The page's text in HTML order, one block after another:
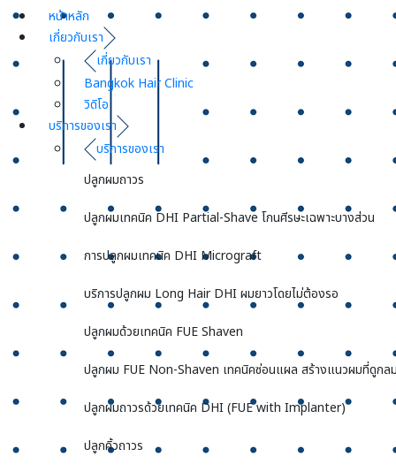
หน้าหลัก
เกี่ยวกับเรา
เกี่ยวกับเรา
Bangkok Hair Clinic
วิดิโอ
บริการของเรา
บริการของเรา
ปลูกผมถาวร
ปลูกผมเทคนิค DHI Partial-Shave โกนศีรษะเฉพาะบางส่วน
การปลูกผมเทคนิค DHI Micrograft
บริการปลูกผม Long Hair DHI ผมยาวโดยไม่ต้องรอ
ปลูกผมด้วยเทคนิค FUE Shaven
ปลูกผม FUE Non-Shaven เทคนิคซ่อนแผล สร้างแนวผมที่ดูกล
ปลูกผมถาวรด้วยเทคนิค DHI (FUE with Implanter)
ปลูกคิ้วถาวร